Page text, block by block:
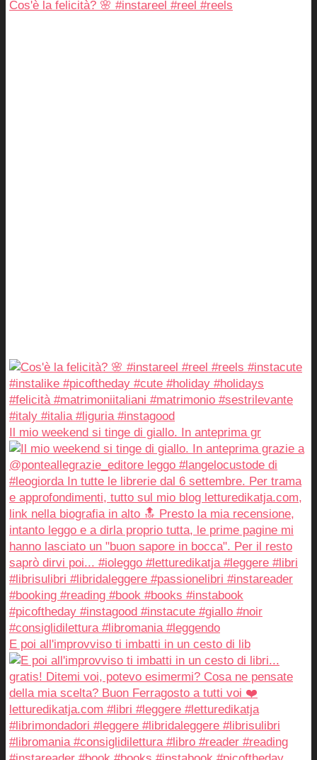
Cos'è la felicità? 🌸 #instareel #reel #reels
Il mio weekend si tinge di giallo. In anteprima gr
E poi all'improvviso ti imbatti in un cesto di lib